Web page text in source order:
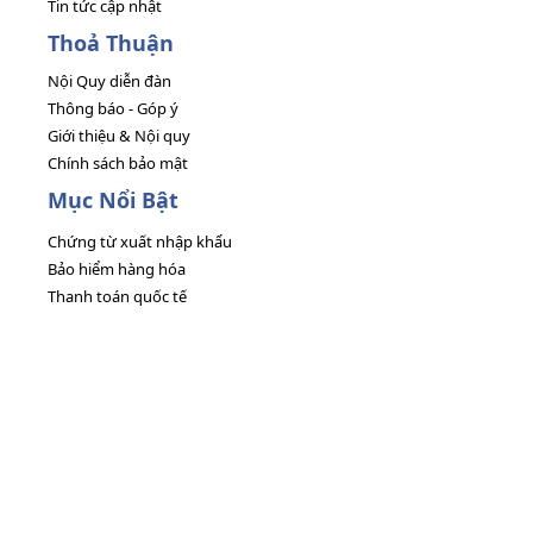
Tin tức cập nhật
Thoả Thuận
Nội Quy diễn đàn
Thông báo - Góp ý
Giới thiệu & Nội quy
Chính sách bảo mật
Mục Nổi Bật
Chứng từ xuất nhập khẩu
Bảo hiểm hàng hóa
Thanh toán quốc tế